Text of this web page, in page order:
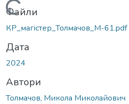
Вантажиться...
Файли
КР_магістер_Толмачов_М-61.pdf
Дата
2024
Автори
Толмачов, Микола Миколайович